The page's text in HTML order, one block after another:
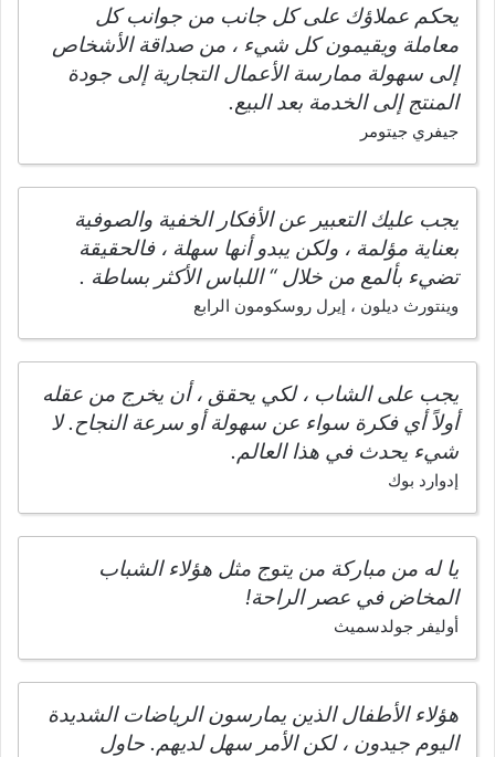
يحكم عملاؤك على كل جانب من جوانب كل
معاملة ويقيمون كل شيء ، من صداقة الأشخاص
إلى سهولة ممارسة الأعمال التجارية إلى جودة
المنتج إلى الخدمة بعد البيع.
جيفري جيتومر
يجب عليك التعبير عن الأفكار الخفية والصوفية
بعناية مؤلمة ، ولكن يبدو أنها سهلة ، فالحقيقة
تضيء بألمع من خلال “ اللباس الأكثر بساطة .
وينتورث ديلون ، إيرل روسكومون الرابع
يجب على الشاب ، لكي يحقق ، أن يخرج من عقله
أولاً أي فكرة سواء عن سهولة أو سرعة النجاح. لا
شيء يحدث في هذا العالم.
إدوارد بوك
يا له من مباركة من يتوج مثل هؤلاء الشباب
المخاض في عصر الراحة!
أوليفر جولدسميث
هؤلاء الأطفال الذين يمارسون الرياضات الشديدة
اليوم جيدون ، لكن الأمر سهل لديهم. حاول